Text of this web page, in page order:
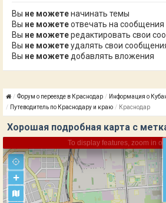
Вы не можетеначинать темы
Вы не можетеотвечать на сообщения
Вы не можетередактировать свои
Вы не можетеудалять свои
Вы не можете добавлять вложения
Форум о переезде в Краснодар
Информация о
Путеводитель по Краснодару и краю
Краснодар
Хорошая подробная карта с